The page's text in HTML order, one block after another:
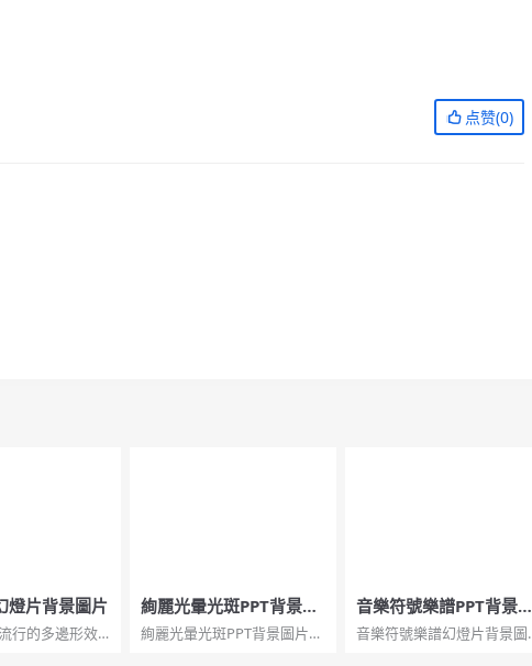
点赞(0)
燈片背景圖片
行的多邊形效
絢麗光暈光斑PPT背景圖
片
絢麗光暈光斑PPT背景圖片，
音樂符號樂譜PPT背景圖
片
音樂符號樂譜幻燈片背景圖